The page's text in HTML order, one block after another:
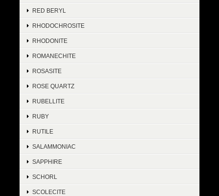
RED BERYL
RHODOCHROSITE
RHODONITE
ROMANECHITE
ROSASITE
ROSE QUARTZ
RUBELLITE
RUBY
RUTILE
SALAMMONIAC
SAPPHIRE
SCHORL
SCOLECITE